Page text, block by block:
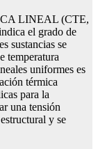
LINEAL (CTE,
el grado de
sustancias se
temperatura
uniformes es
térmica
para la
una tensión
y se